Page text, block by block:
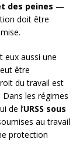
des peines —
doit être
eux aussi une
être
du travail est
les régimes
de l’URSS sous
au travail
protection